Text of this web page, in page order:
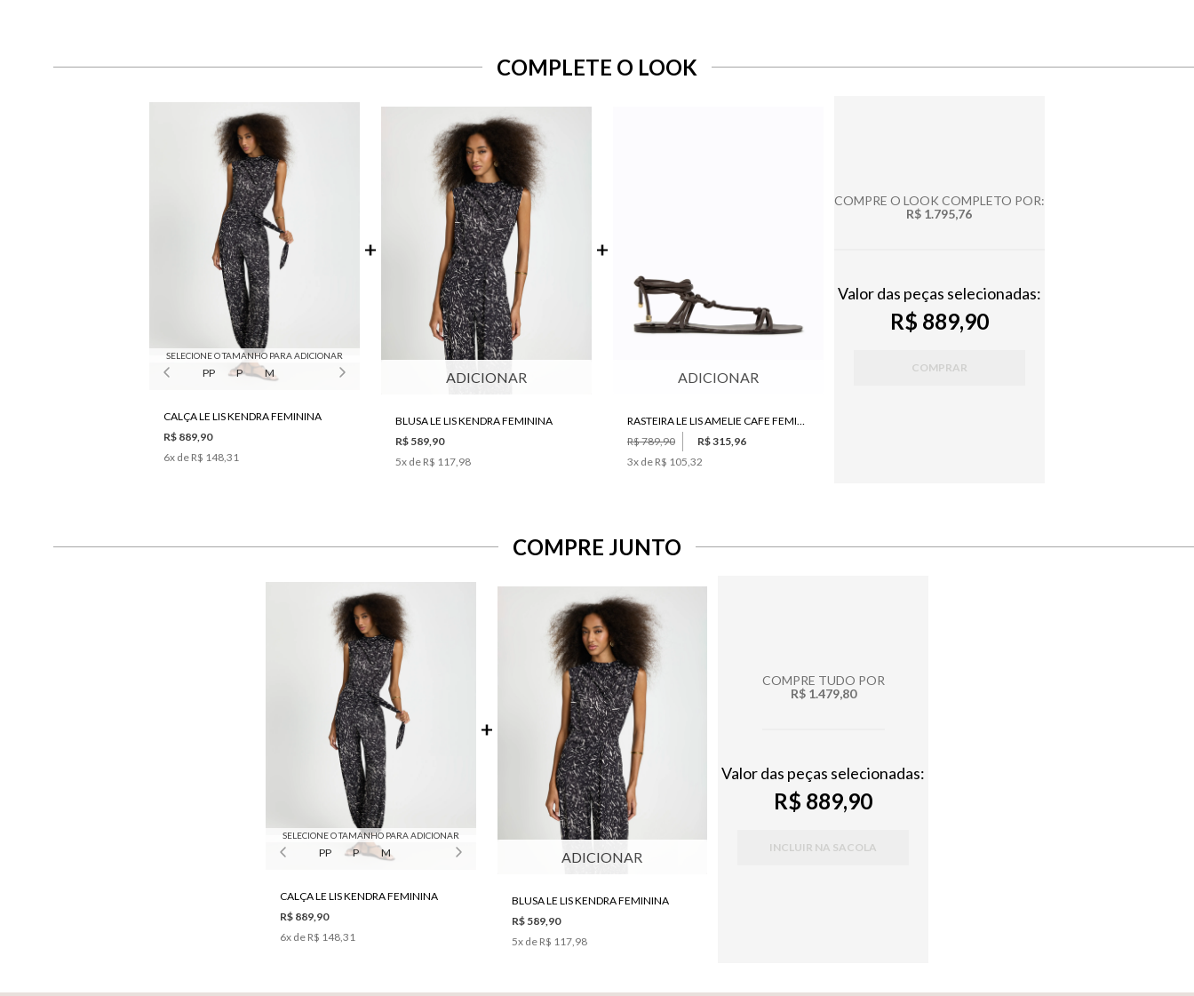
COMPLETE O LOOK
SELECIONE O TAMANHO PARA ADICIONAR
PP P M
CALÇA LE LIS KENDRA FEMININA
R$ 889,90
6x de R$ 148,31
ADICIONAR
BLUSA LE LIS KENDRA FEMININA
R$ 589,90
5x de R$ 117,98
ADICIONAR
RASTEIRA LE LIS AMELIE CAFE FEMININA
R$ 789,90
R$ 315,96
3x de R$ 105,32
COMPRE O LOOK COMPLETO POR:
R$ 1.795,76
Valor das peças selecionadas:
R$ 889,90
COMPRAR
COMPRE JUNTO
SELECIONE O TAMANHO PARA ADICIONAR
PP P M
CALÇA LE LIS KENDRA FEMININA
R$ 889,90
6x de R$ 148,31
ADICIONAR
BLUSA LE LIS KENDRA FEMININA
R$ 589,90
5x de R$ 117,98
COMPRE TUDO POR
R$ 1.479,80
Valor das peças selecionadas:
R$ 889,90
INCLUIR NA SACOLA